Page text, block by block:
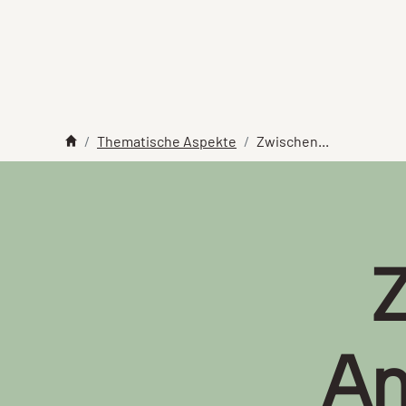
Thematische Aspekte Zwischen...